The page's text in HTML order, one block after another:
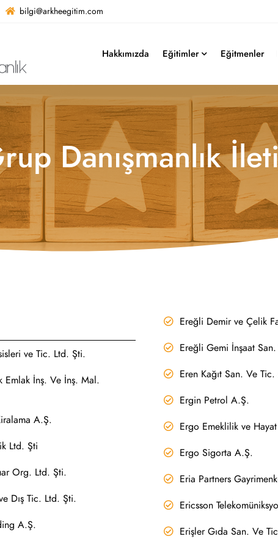
bilgi@arkheegitim.com
Hakkımızda Eğitimler Eğitmenler
Danışmanlık
ve Tic. Ltd. Şti.
Emlak İnş. Ve İnş. Mal.
A.Ş.
Ltd. Şti
Org. Ltd. Şti.
Dış Tic. Ltd. Şti.
A.Ş.
Ereğli Demir ve Çelik
Ereğli Gemi İnşaat
Eren Kağıt San. Ve
Ergin Petrol A.Ş.
Ergo Emeklilik ve
Ergo Sigorta A.Ş.
Eria Partners
Ericsson
Erişler Gıda San. Ve